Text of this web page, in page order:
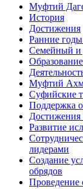
Муфтий
История
Достижения
Ранние годы
Семейный и
Муфтий
Суфийские
Поддержка
Достижения
Развитие
лидерами
Создание
обрядов
Проведение